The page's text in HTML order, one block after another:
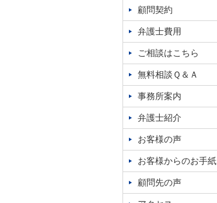
顧問契約
弁護士費用
ご相談はこちら
無料相談Ｑ＆Ａ
事務所案内
弁護士紹介
お客様の声
お客様からのお手紙
顧問先の声